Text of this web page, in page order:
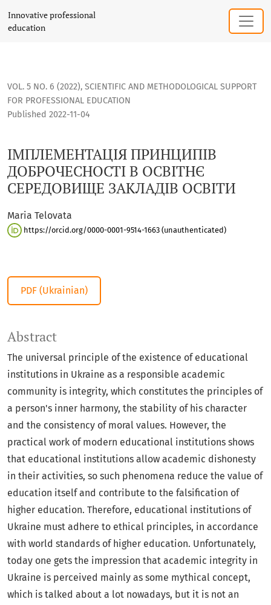
ІМПЛЕМЕНТАЦІЯ ПРИНЦИПІВ ДОБРОЧЕСНОСТІ В ОСВІТНЄ
Innovative professional
education
VOL. 5 NO. 6 (2022), SCIENTIFIC AND METHODOLOGICAL SUPPORT
FOR PROFESSIONAL EDUCATION
ІМПЛЕМЕНТАЦІЯ ПРИНЦИПІВ
ДОБРОЧЕСНОСТІ В ОСВІТНЄ
СЕРЕДОВИЩЕ ЗАКЛАДІВ ОСВІТИ
Published 2022-11-04
Maria Telovata
https://orcid.org/0000-0001-9514-1663 (unauthenticated)
PDF (Ukrainian)
Abstract
The universal principle of the existence of educational
institutions in Ukraine as a responsible academic
community is integrity, which constitutes the principles of
a person's inner harmony, the stability of his character
and the consistency of moral values. However, the
practical work of modern educational institutions shows
that educational institutions allow academic dishonesty
in their activities, so such phenomena reduce the value of
education itself and contribute to the falsification of
higher education. Therefore, educational institutions of
Ukraine must adhere to ethical principles, in accordance
with world standards of higher education. Unfortunately,
today one gets the impression that academic integrity in
Ukraine is perceived mainly as some mythical concept,
which is talked about a lot nowadays, but it is not an